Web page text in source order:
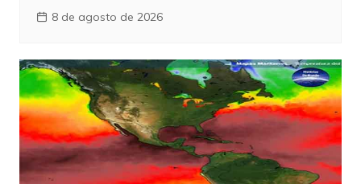
8 de agosto de 2026